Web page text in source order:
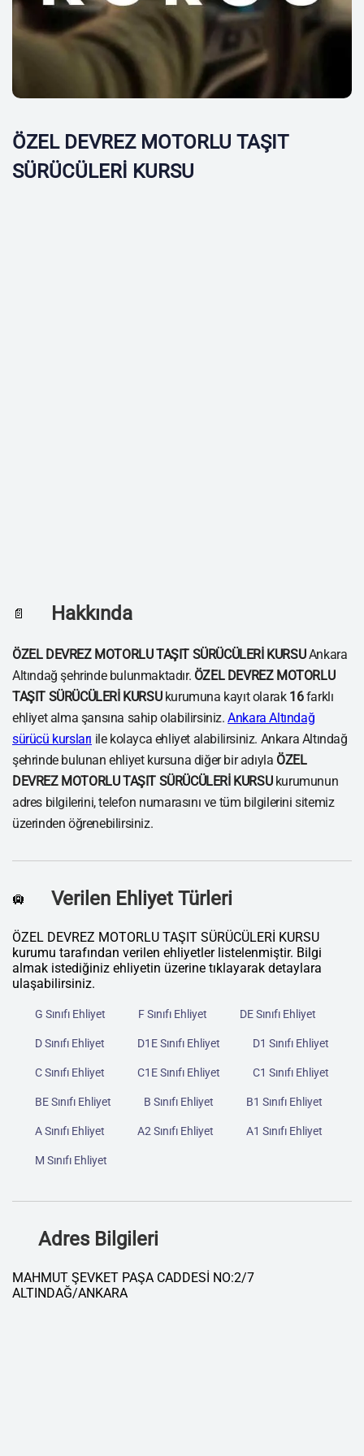
ÖZEL DEVREZ MOTORLU TAŞIT
SÜRÜCÜLERİ KURSU
📄 Hakkında
ÖZEL DEVREZ MOTORLU TAŞIT SÜRÜCÜLERİ KURSUAnkara
Altındağ şehrinde bulunmaktadır. ÖZEL DEVREZ MOTORLU
TAŞIT SÜRÜCÜLERİ KURSUkurumuna kayıt olarak 16farklı
ehliyet alma şansına sahip olabilirsiniz.Ankara Altındağ
sürücü kursları ile kolayca ehliyet alabilirsiniz. Ankara Altındağ
şehrinde bulunan ehliyet kursuna diğer bir adıyla ÖZEL
DEVREZ MOTORLU TAŞIT SÜRÜCÜLERİ KURSUkurumunun
adres bilgilerini, telefon numarasını ve tüm bilgilerini sitemiz
üzerinden öğrenebilirsiniz.
🛄 Verilen Ehliyet Türleri
ÖZEL DEVREZ MOTORLU TAŞIT SÜRÜCÜLERİ KURSU
kurumu tarafından verilen ehliyetler listelenmiştir. Bilgi
almak istediğiniz ehliyetin üzerine tıklayarak detaylara
ulaşabilirsiniz.
G Sınıfı Ehliyet F Sınıfı Ehliyet DE Sınıfı Ehliyet
D Sınıfı Ehliyet D1E Sınıfı Ehliyet D1 Sınıfı Ehliyet
C Sınıfı Ehliyet C1E Sınıfı Ehliyet C1 Sınıfı Ehliyet
BE Sınıfı Ehliyet B Sınıfı Ehliyet B1 Sınıfı Ehliyet
A Sınıfı Ehliyet A2 Sınıfı Ehliyet A1 Sınıfı Ehliyet
M Sınıfı Ehliyet
Adres Bilgileri
MAHMUT ŞEVKET PAŞA CADDESİ NO:2/7
ALTINDAĞ/ANKARA